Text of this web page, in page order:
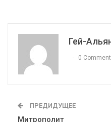
Гей-
0
ПРЕДИДУЩЕЕ
Митрополит